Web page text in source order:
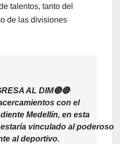
talentos, tanto del
de las divisiones
AL DIM🔵🔴
con el
Medellín, en esta
vinculado al poderoso
al deportivo.